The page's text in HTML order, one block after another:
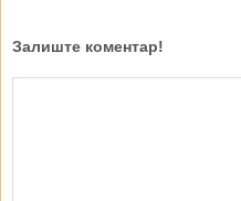
Залиште коментар!